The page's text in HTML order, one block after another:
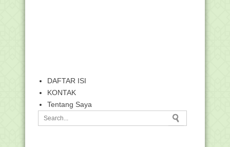
DAFTAR ISI
KONTAK
Tentang Saya